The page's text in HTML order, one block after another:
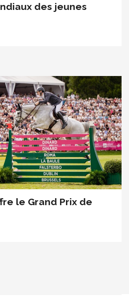
des jeunes
le Grand Prix de